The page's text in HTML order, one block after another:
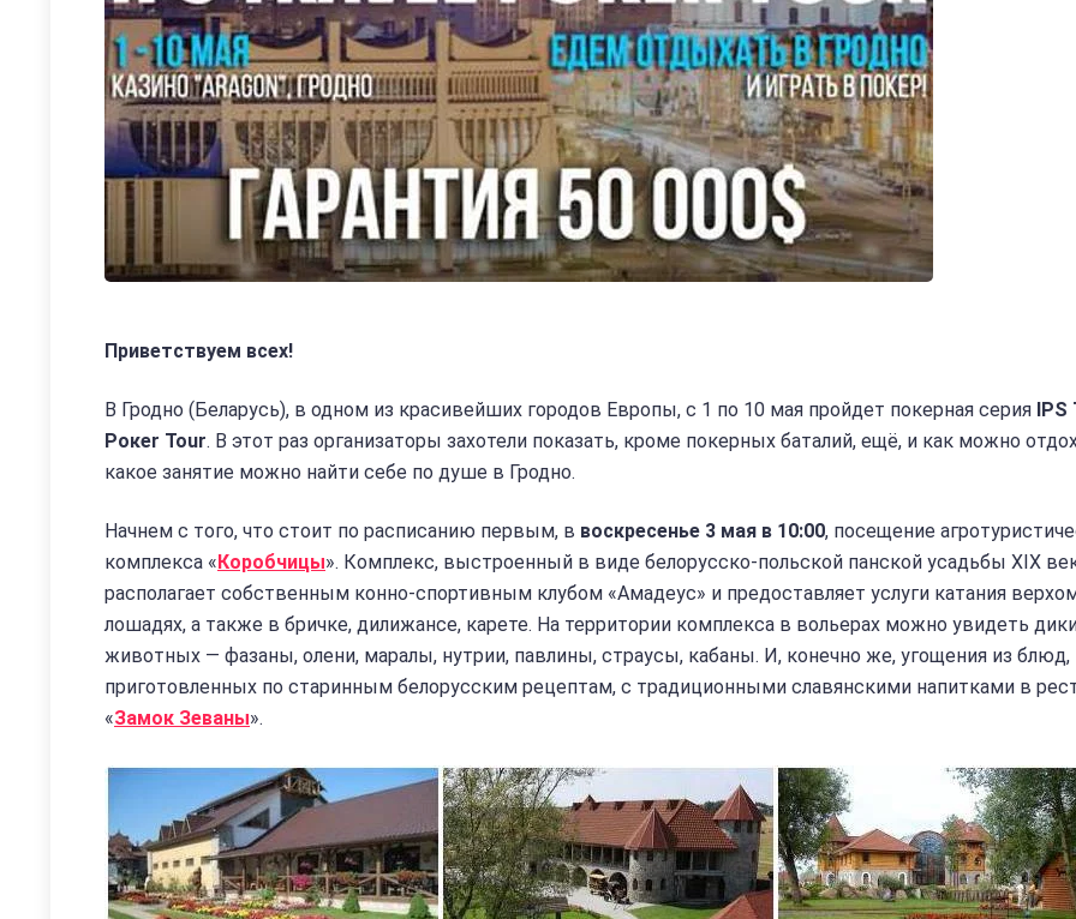
Приветствуем всех!
В Гродно (Беларусь), в одном из красивейших городов Европы, с 1 по 10 мая пройдет покерная серия IPS
Poкer Tour. В этот раз организаторы захотели показать, кроме покерных баталий, ещё, и как можно
какое занятие можно найти себе по душе в Гродно.
Начнем с того, что стоит по расписанию первым, в воскресенье 3 мая в 10:00, посещение
комплекса « Коробчицы». Комплекс, выстроенный в виде белорусско-польской панской усадьбы XIX
располагает собственным конно-спортивным клубом «Амадеус» и предоставляет услуги катания
лошадях, а также в бричке, дилижансе, карете. На территории комплекса в вольерах можно увидеть
животных — фазаны, олени, маралы, нутрии, павлины, страусы, кабаны. И, конечно же, угощения из блюд,
приготовленных по старинным белорусским рецептам, с традиционными славянскими напитками в
«Замок Зеваны».